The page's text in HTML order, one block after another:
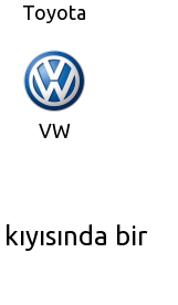
Toyota
VW
bir